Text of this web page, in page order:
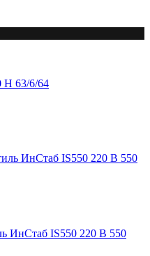
Н 63/6/64
ИнСтаб IS550 220 В 550